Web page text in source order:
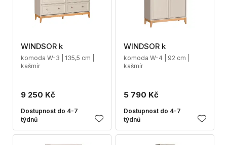
WINDSOR k
komoda W-3 | 135,5 cm |
kašmír
9 250 Kč
Dostupnost do 4-7
týdnů
WINDSOR k
komoda W-4 | 92 cm |
kašmír
5 790 Kč
Dostupnost do 4-7
týdnů